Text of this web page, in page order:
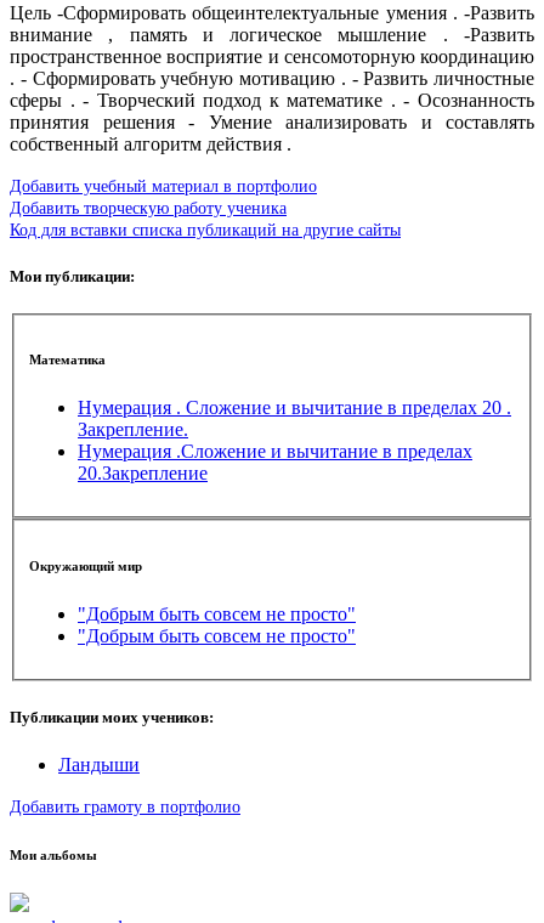
Цель -Сформировать общеинтелектуальные умения . -Развить
внимание , память и логическое мышление . -Развить
пространственное восприятие и сенсомоторную координацию
. - Сформировать учебную мотивацию . - Развить личностные
сферы . - Творческий подход к математике . - Осознанность
принятия решения - Умение анализировать и составлять
собственный алгоритм действия .
Добавить учебный материал в портфолио
Добавить творческую работу ученика
Код для вставки списка публикаций на другие сайты
Мои публикации:
Математика
Нумерация . Сложение и вычитание в пределах 20 .
Закрепление.
Нумерация .Сложение и вычитание в пределах
20.Закрепление
Окружающий мир
"Добрым быть совсем не просто"
"Добрым быть совсем не просто"
Публикации моих учеников:
Ландыши
Добавить грамоту в портфолио
Мои альбомы